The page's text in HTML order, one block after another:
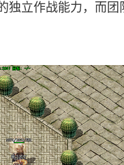
独立作战能力，而